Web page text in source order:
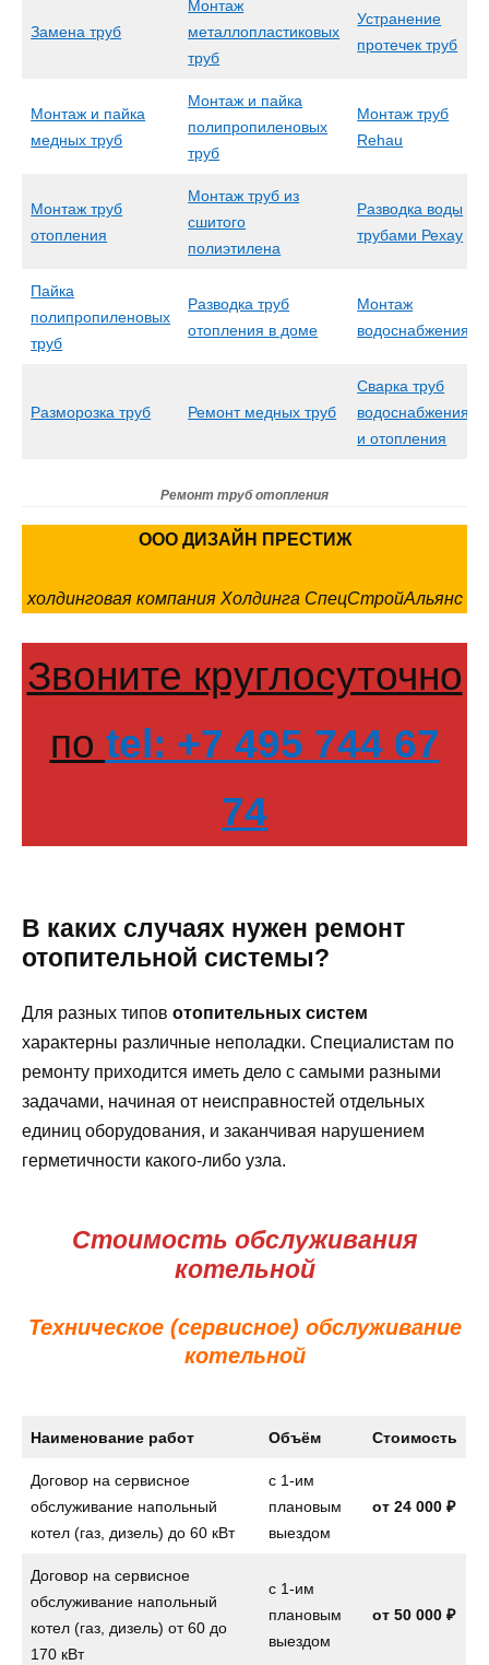
Замена труб
Монтаж
металлопластиковых
труб
Устранение
протечек труб
Монтаж и пайка
медных труб
Монтаж и пайка
полипропиленовых
труб
Монтаж труб
Rehau
Монтаж труб
отопления
Монтаж труб из
сшитого
полиэтилена
Разводка воды
трубами Рехау
Пайка
полипропиленовых
труб
Разводка труб
отопления в доме
Монтаж
водоснабжения
Разморозка труб Ремонт медных труб
Сварка труб
водоснабжения
и отопления
Ремонт труб отопления
ООО ДИЗАЙН ПРЕСТИЖ
холдинговая компания Холдинга СпецСтройАльянс
Звоните круглосуточно
по tel: +7 495 744 67
74
В каких случаях нужен ремонт
отопительной системы?
Для разных типов отопительных систем
характерны различные неполадки. Специалистам по
ремонту приходится иметь дело с самыми разными
задачами, начиная от неисправностей отдельных
единиц оборудования, и заканчивая нарушением
герметичности какого-либо узла.
Стоимость обслуживания
котельной
Техническое (сервисное) обслуживание
котельной
Наименование работ Объём Стоимость
Договор на сервисное
обслуживание напольный
котел (газ, дизель) до 60 кВт
с 1-им
плановым
выездом
от 24 000 ₽
Договор на сервисное
обслуживание напольный
котел (газ, дизель) от 60 до
170 кВт
с 1-им
плановым
выездом
от 50 000 ₽